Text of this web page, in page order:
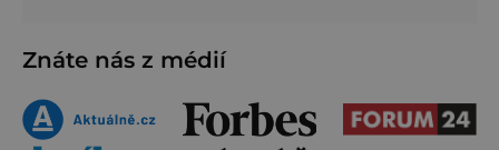
Znáte nás z médií